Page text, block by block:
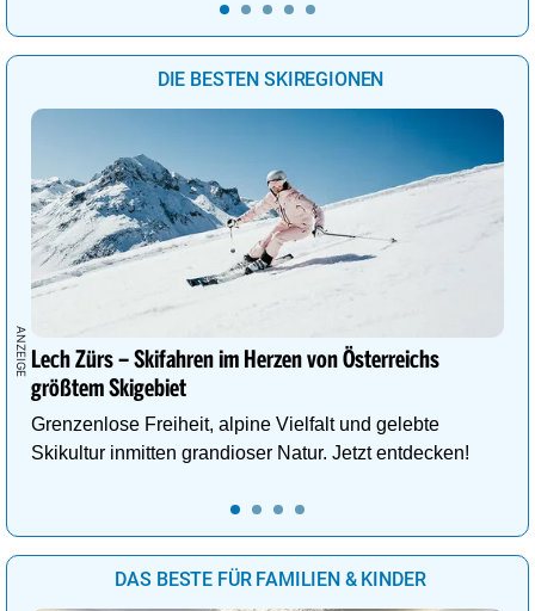
DIE BESTEN SKIREGIONEN
Lech Zürs – Skifahren im Herzen von Österreichs
größtem Skigebiet
Grenzenlose Freiheit, alpine Vielfalt und gelebte
Skikultur inmitten grandioser Natur. Jetzt entdecken!
DAS BESTE FÜR FAMILIEN & KINDER